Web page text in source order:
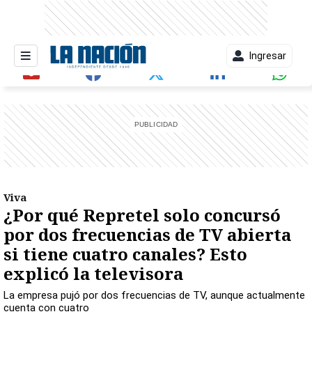
Ingresar
Viva
¿Por qué Repretel solo concursó
por dos frecuencias de TV abierta
si tiene cuatro canales? Esto
explicó la televisora
La empresa pujó por dos frecuencias de TV, aunque actualmente
cuenta con cuatro